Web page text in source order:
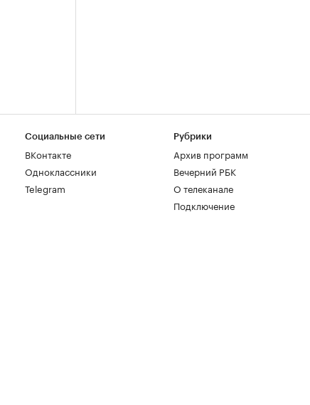
Социальные сети
ВКонтакте
Одноклассники
Telegram
Рубрики
Архив программ
Вечерний РБК
О телеканале
Подключение